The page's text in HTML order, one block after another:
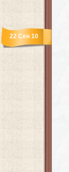
22 Сен 10